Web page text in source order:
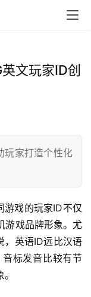
文玩家ID创
玩家打造个性化
游戏的玩家ID不仅
游戏品牌形象。尤
，英语ID远比汉语
标发音比较有节